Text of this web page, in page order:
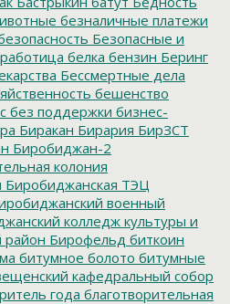
безналичные платежи
Безопасные и
белка бензин Беринг
Бессмертные дела
бешенство
без поддержки бизнес-
Биракан Бирария БирЗСТ
Биробиджан-2
колония
Биробиджанская ТЭЦ
военный
колледж культуры и
район Бирофельд биткоин
битумное болото битумные
кафедральный собор
года благотворительная